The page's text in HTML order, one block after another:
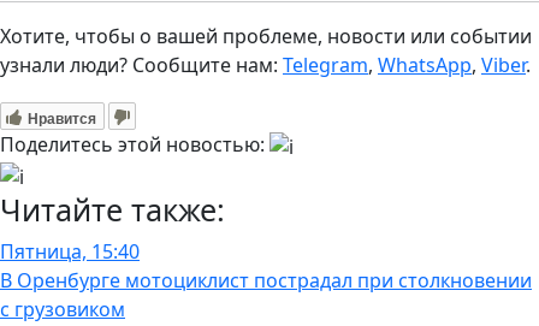
Хотите, чтобы о вашей проблеме, новости или событии
узнали люди? Сообщите нам: Telegram, WhatsApp, Viber.
Нравится
Поделитесь этой новостью:
Читайте также:
Пятница, 15:40
В Оренбурге мотоциклист пострадал при столкновении
с грузовиком